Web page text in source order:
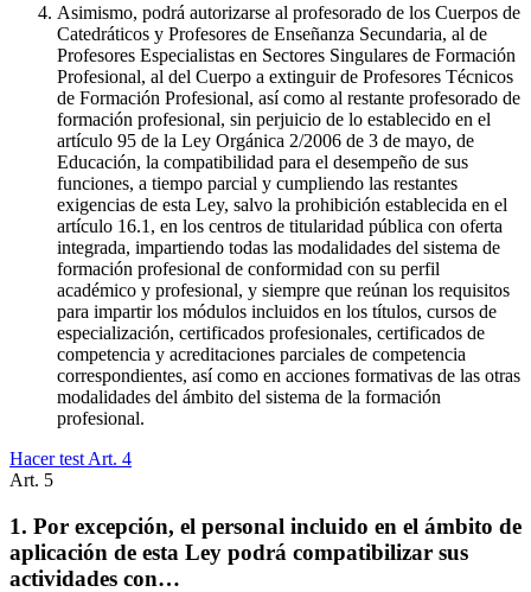
Asimismo, podrá autorizarse al profesorado de los Cuerpos de
Catedráticos y Profesores de Enseñanza Secundaria, al de
Profesores Especialistas en Sectores Singulares de Formación
Profesional, al del Cuerpo a extinguir de Profesores Técnicos
de Formación Profesional, así como al restante profesorado de
formación profesional, sin perjuicio de lo establecido en el
artículo 95 de la Ley Orgánica 2/2006 de 3 de mayo, de
Educación, la compatibilidad para el desempeño de sus
funciones, a tiempo parcial y cumpliendo las restantes
exigencias de esta Ley, salvo la prohibición establecida en el
artículo 16.1, en los centros de titularidad pública con oferta
integrada, impartiendo todas las modalidades del sistema de
formación profesional de conformidad con su perfil
académico y profesional, y siempre que reúnan los requisitos
para impartir los módulos incluidos en los títulos, cursos de
especialización, certificados profesionales, certificados de
competencia y acreditaciones parciales de competencia
correspondientes, así como en acciones formativas de las otras
modalidades del ámbito del sistema de la formación
profesional.
Hacer test Art. 4
Art. 5
1. Por excepción, el personal incluido en el ámbito de
aplicación de esta Ley podrá compatibilizar sus
actividades con…